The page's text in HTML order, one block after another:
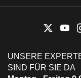
UNSERE
SIND FÜR SIE DA